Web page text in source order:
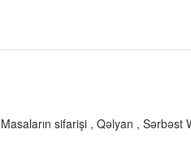
Masaların sifarişi Qəlyan Sərbəst